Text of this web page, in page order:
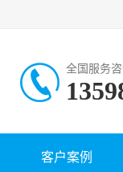
全国服务
客户案例